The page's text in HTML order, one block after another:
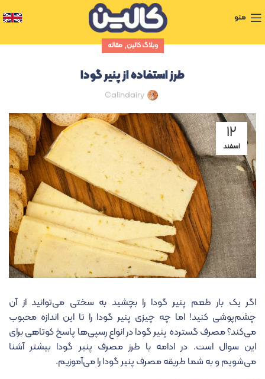
منو
وبلاگ کالین,مقاله
طرز استفاده از پنیر گودا
Calindairy
۱۲
اسفند
اگر یک بار طعم پنیر گودا را بچشید به سختی می‌توانید از آن
چشم‌پوشی کنید! اما چه چیزی پنیر گودا را تا این اندازه محبوب
می‌کند؟ مصرف گسترده پنیر گودا در انواع رسپی‌ها پاسخ کوتاهی برای
این سوال است. در ادامه با طرز مصرف پنیر گودا بیشتر آشنا
می‌شویم و به شما طریقه مصرف پنیر گودا را می‌آموزیم.